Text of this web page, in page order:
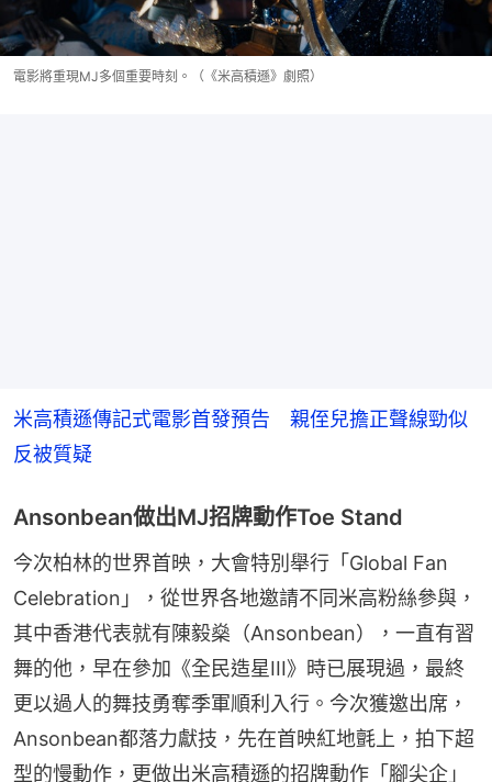
電影將重現MJ多個重要時刻。（《米高積遜》劇照）
米高積遜傳記式電影首發預告　親侄兒擔正聲線勁似
反被質疑
Ansonbean做出MJ招牌動作Toe Stand
今次柏林的世界首映，大會特別舉行「Global Fan
Celebration」，從世界各地邀請不同米高粉絲參與，
其中香港代表就有陳毅燊（Ansonbean），一直有習
舞的他，早在參加《全民造星III》時已展現過，最終
更以過人的舞技勇奪季軍順利入行。今次獲邀出席，
Ansonbean都落力獻技，先在首映紅地氈上，拍下超
型的慢動作，更做出米高積遜的招牌動作「腳尖企」